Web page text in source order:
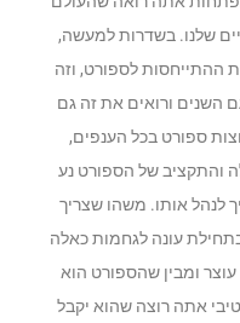
שלנו. בשדרות למעשה,
לחלוטין את ההתייחסות לספורט, וזה
השנים ורואים את זה גם
ספורט בכל הענפים,
והתקציב של הספורט נע
לנהל אותו. משהו שצריך
עונה לגחמות כאלה
ומבין שהספורט הוא
אתה רוצה שהוא יקבל